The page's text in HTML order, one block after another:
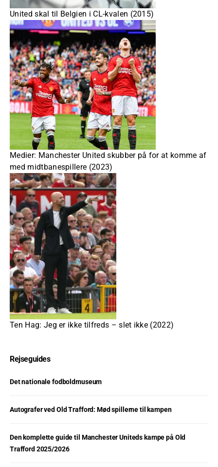
United skal til Belgien i CL-kvalen (2015)
Medier: Manchester United skubber på for at komme af
med midtbanespillere (2023)
Ten Hag: Jeg er ikke tilfreds – slet ikke (2022)
Rejseguides
Det nationale fodboldmuseum
Autografer ved Old Trafford: Mød spillerne til kampen
Den komplette guide til Manchester Uniteds kampe på Old
Trafford 2025/2026